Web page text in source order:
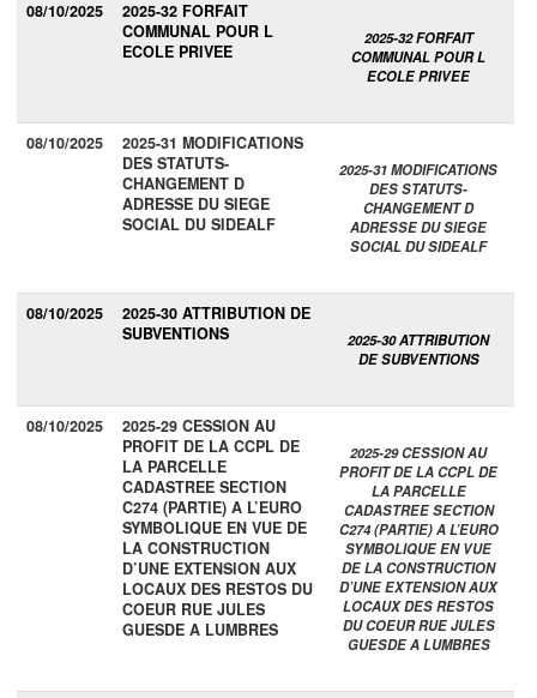
08/10/2025
2025-32 FORFAIT
COMMUNAL POUR L
ECOLE PRIVEE
2025-32 FORFAIT
COMMUNAL POUR L
ECOLE PRIVEE
08/10/2025
2025-31 MODIFICATIONS
DES STATUTS-
CHANGEMENT D
ADRESSE DU SIEGE
SOCIAL DU SIDEALF
2025-31 MODIFICATIONS
DES STATUTS-
CHANGEMENT D
ADRESSE DU SIEGE
SOCIAL DU SIDEALF
08/10/2025
2025-30 ATTRIBUTION DE
SUBVENTIONS
2025-30 ATTRIBUTION
DE SUBVENTIONS
08/10/2025
2025-29 CESSION AU
PROFIT DE LA CCPL DE
LA PARCELLE
CADASTREE SECTION
C274 (PARTIE) A L’EURO
SYMBOLIQUE EN VUE DE
LA CONSTRUCTION
D’UNE EXTENSION AUX
LOCAUX DES RESTOS DU
COEUR RUE JULES
GUESDE A LUMBRES
2025-29 CESSION AU
PROFIT DE LA CCPL DE
LA PARCELLE
CADASTREE SECTION
C274 (PARTIE) A L’EURO
SYMBOLIQUE EN VUE
DE LA CONSTRUCTION
D’UNE EXTENSION AUX
LOCAUX DES RESTOS
DU COEUR RUE JULES
GUESDE A LUMBRES